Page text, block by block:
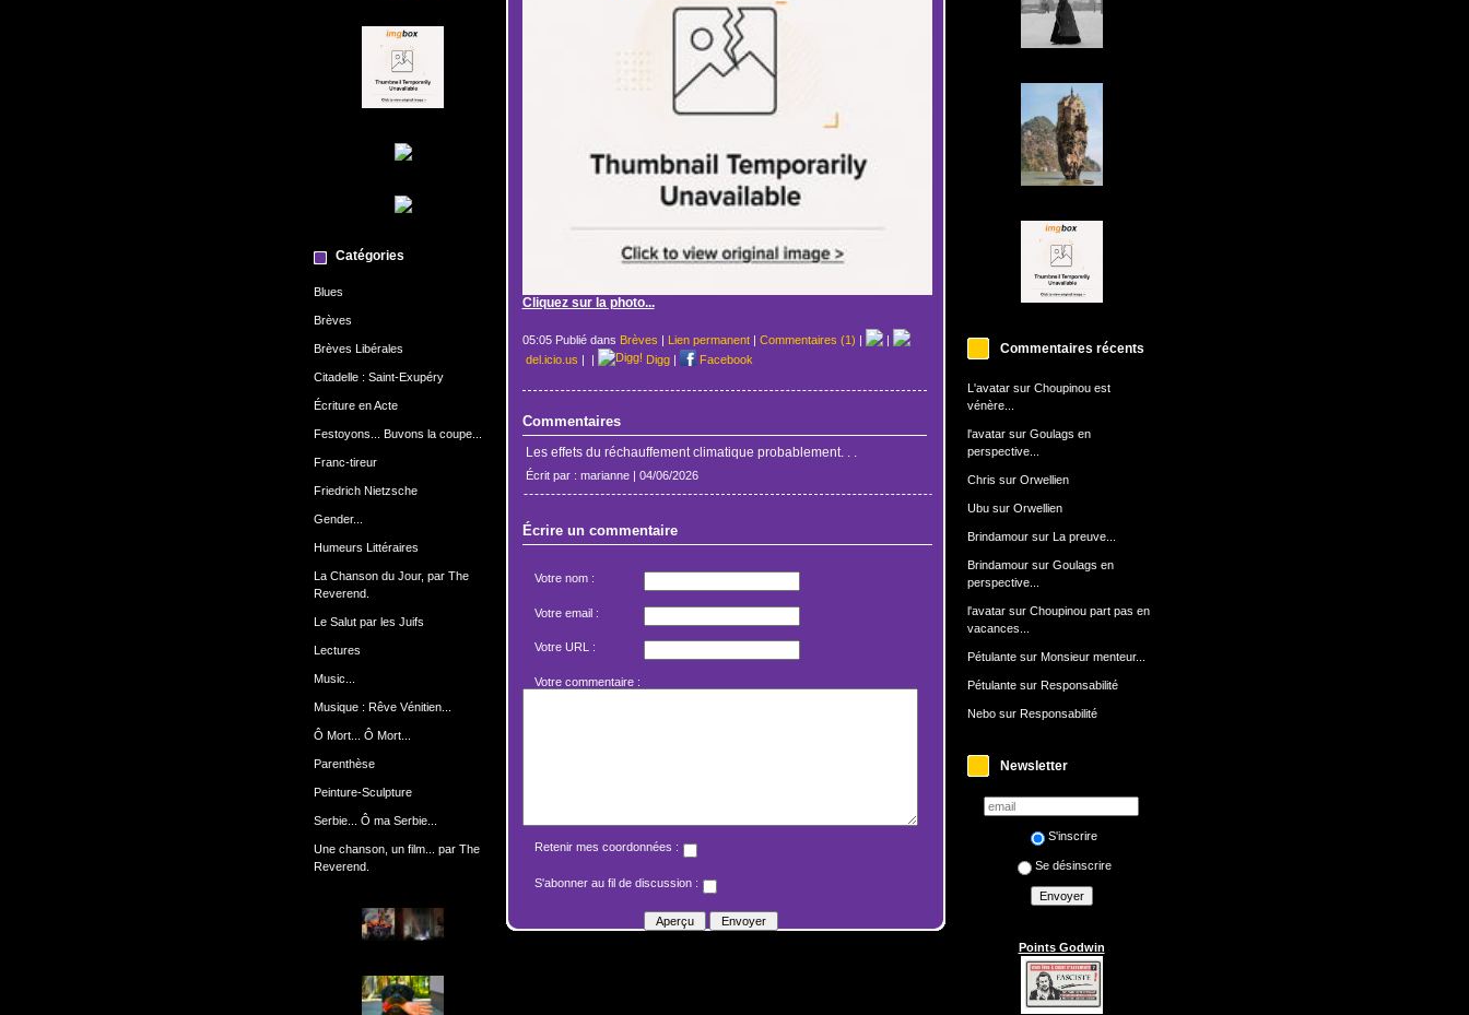
Catégories
Blues
Brèves
Brèves Libérales
Citadelle : Saint-Exupéry
Écriture en Acte
Festoyons... Buvons la coupe...
Franc-tireur
Friedrich Nietzsche
Gender...
Humeurs Littéraires
La Chanson du Jour, par The
Reverend.
Le Salut par les Juifs
Lectures
Music...
Musique : Rêve Vénitien...
Ô Mort... Ô Mort...
Parenthèse
Peinture-Sculpture
Serbie... Ô ma Serbie...
Une chanson, un film... par The
Reverend.
Commentaires récents
L'avatarsur Choupinou est
vénère...
l'avatarsur Goulags en
perspective...
Chris sur Orwellien
Ubusur Orwellien
Brindamoursur La preuve...
Brindamoursur Goulags en
perspective...
l'avatarsur Choupinou part pas en
vacances...
Pétulantesur Monsieur menteur...
Pétulantesur Responsabilité
Nebosur Responsabilité
Newsletter
S'inscrire
Se désinscrire
Points Godwin
Cliquez sur la photo...
05:05 Publié dans Brèves | Lien permanent| Commentaires (1) |
|
del.icio.us | | Digg| Facebook
Commentaires
Les effets du réchauffement climatique probablement. . .
Écrit par : marianne | 04/06/2026
Écrire un commentaire
Votre nom :
Votre email :
Votre URL :
Votre commentaire :
Retenir mes coordonnées :
S'abonner au fil de discussion :